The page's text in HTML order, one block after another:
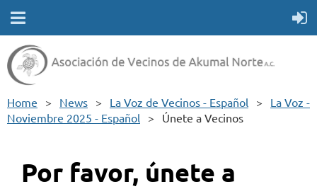
Home News La Voz de Vecinos - Español
La Voz -
Noviembre 2025 - Español
Únete a Vecinos
Por favor, únete a